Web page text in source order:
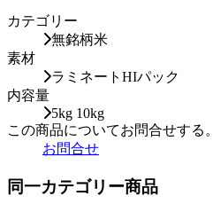
カテゴリー
無銘柄米
素材
ラミネートHIパック
内容量
5kg 10kg
この商品についてお問合せする。
お問合せ
同一カテゴリー商品